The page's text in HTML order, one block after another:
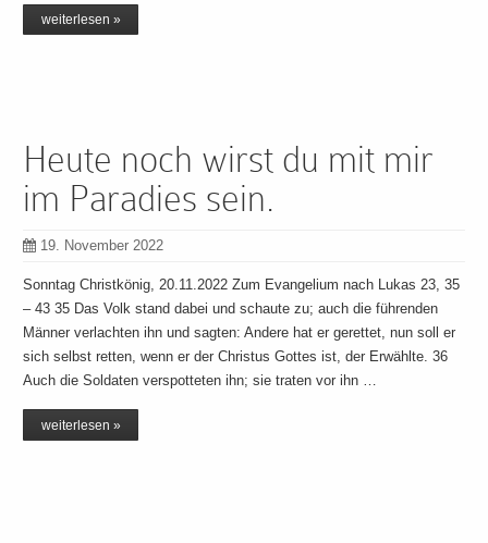
weiterlesen »
Heute noch wirst du mit mir
im Paradies sein.
19. November 2022
Sonntag Christkönig, 20.11.2022 Zum Evangelium nach Lukas 23, 35
– 43 35 Das Volk stand dabei und schaute zu; auch die führenden
Männer verlachten ihn und sagten: Andere hat er gerettet, nun soll er
sich selbst retten, wenn er der Christus Gottes ist, der Erwählte. 36
Auch die Soldaten verspotteten ihn; sie traten vor ihn …
weiterlesen »